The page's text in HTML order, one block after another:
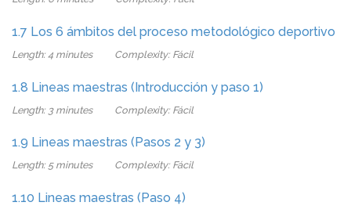
1.7 Los 6 ámbitos del proceso metodológico deportivo
Length: 4 minutes Complexity: Fácil
1.8 Lineas maestras (Introducción y paso 1)
Length: 3 minutes Complexity: Fácil
1.9 Lineas maestras (Pasos 2 y 3)
Length: 5 minutes Complexity: Fácil
1.10 Lineas maestras (Paso 4)